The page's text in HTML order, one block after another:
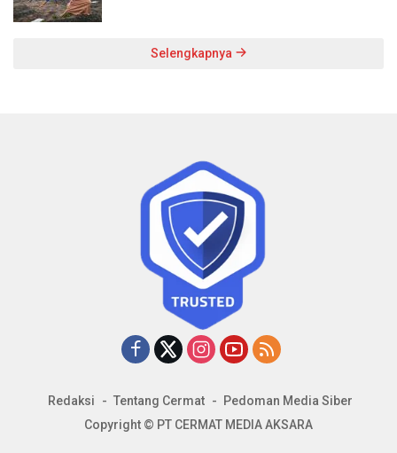
Selengkapnya
Redaksi Tentang Cermat
Pedoman Media Siber
Copyright © PT CERMAT MEDIA AKSARA